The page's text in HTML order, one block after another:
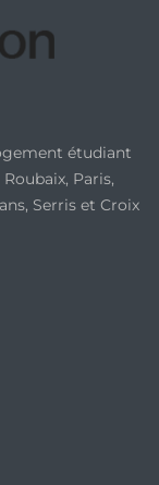
étudiant
Paris,
Serris et Croix